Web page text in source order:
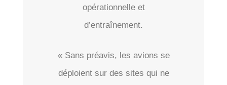
opérationnelle et
d’entraînement.
« Sans préavis, les avions se
déploient sur des sites qui ne